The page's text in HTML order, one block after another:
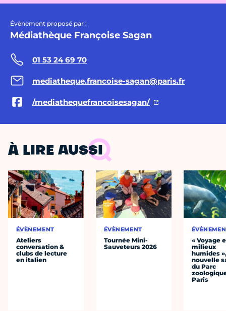
Évènement proposé par :
Médiathèque Françoise Sagan
01 53 24 69 70
mediatheque.francoise-sagan@paris.fr
/mediathequefrancoisesagan/
À LIRE AUSSI
ÉVÈNEMENT
Ateliers
conversation &
clubs de lecture
en italien
ÉVÈNEMENT
Tournée Mini-
Sauveteurs 2026
« Voyage
milieux
humides
nouvelle
du Parc
Paris